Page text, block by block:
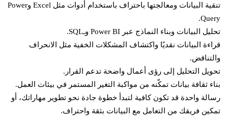
تنقية البيانات ومعالجتها باحتراف باستخدام أدوات مثل Excel وPower
Query.
تحليل البيانات وبناء النماذج عبر Power BI وـSQL.
قراءة البيانات نقديًا واكتشاف المشكلات الخفية مثل الانحراف
والتناقض.
تحويل التحليل إلى رؤى أعمال واضحة تدعم القرار.
بناء ثقافة بيانات تمكّنه من مواكبة التغير المستمر في بيئات العمل.
رسالة واحدة قد تكون كافية لتبدأ خطوة جادة نحو تطوير مهاراتك، أو
تمكين فريقك من التعامل مع البيانات بثقة واحتراف.